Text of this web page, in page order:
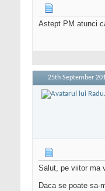
Astept PM atunci
25th September
Salut, pe viitor ma
Daca se poate sa-